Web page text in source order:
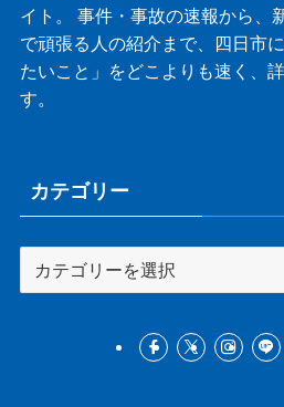
イト。 事件・事故の速報から、
で頑張る人の紹介まで、四日市
たいこと」をどこよりも速く、
す。
カテゴリー
テ